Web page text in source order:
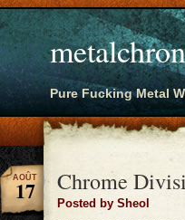
Pure Fucking Metal
Chrome
Posted by Sheol
AOÛT
17